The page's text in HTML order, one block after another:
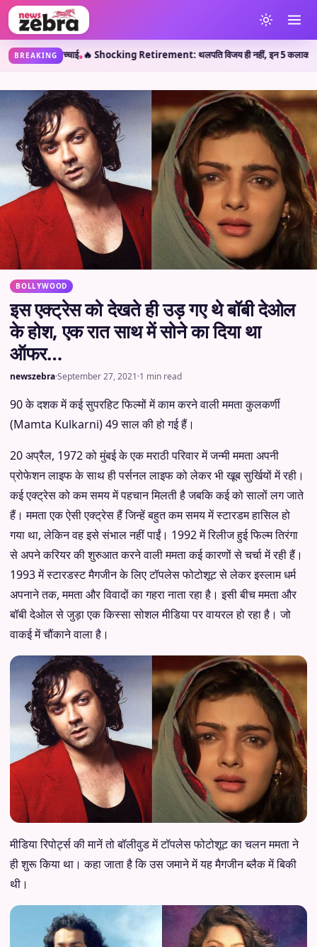
BREAKING
Shocking Retirement: थलपति विजय ही नहीं, इन 5 कलाकारों ने भी करियर की पीक पर
BOLLYWOOD
इस एक्ट्रेस को देखते ही उड़ गए थे बॉबी देओल
के होश, एक रात साथ में सोने का दिया था
ऑफर…
newszebra·September 27, 2021·1 min read
90 के दशक में कई सुपरहिट फिल्मों में काम करने वाली ममता कुलकर्णी
(Mamta Kulkarni) 49 साल की हो गई हैं।
20 अप्रैल, 1972 को मुंबई के एक मराठी परिवार में जन्मी ममता अपनी
प्रोफेशन लाइफ के साथ ही पर्सनल लाइफ को लेकर भी खूब सुर्खियों में रही।
कई एक्ट्रेस को कम समय में पहचान मिलती है जबकि कई को सालों लग जाते
हैं। ममता एक ऐसी एक्ट्रेस हैं जिन्हें बहुत कम समय में स्टारडम हासिल हो
गया था, लेकिन वह इसे संभाल नहीं पाईं। 1992 में रिलीज हुई फिल्म तिरंगा
से अपने करियर की शुरुआत करने वाली ममता कई कारणों से चर्चा में रही हैं।
1993 में स्टारडस्ट मैगजीन के लिए टॉपलेस फोटोशूट से लेकर इस्लाम धर्म
अपनाने तक, ममता और विवादों का गहरा नाता रहा है। इसी बीच ममता और
बॉबी देओल से जुड़ा एक किस्सा सोशल मीडिया पर वायरल हो रहा है। जो
वाकई में चौंकाने वाला है।
मीडिया रिपोर्ट्स की मानें तो बॉलीवुड में टॉपलेस फोटोशूट का चलन ममता ने
ही शुरू किया था। कहा जाता है कि उस जमाने में यह मैगजीन ब्लैक में बिकी
थी।